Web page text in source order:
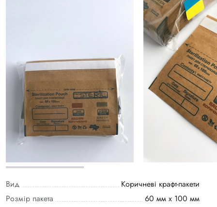
Вид
Коричневі крафт-пакети
Розмір пакета
60 мм х 100 мм